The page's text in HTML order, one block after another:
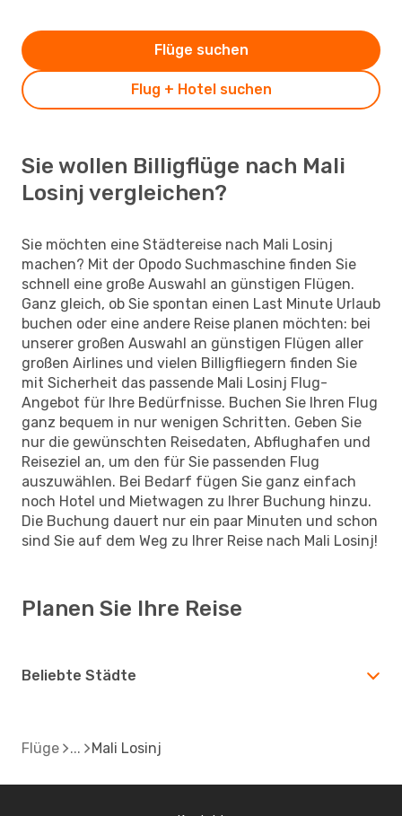
Flug + Hotel suchen
Flüge suchen
Sie wollen Billigflüge nach Mali
Losinj vergleichen?
Sie möchten eine Städtereise nach Mali Losinj
machen? Mit der Opodo Suchmaschine finden Sie
schnell eine große Auswahl an günstigen Flügen.
Ganz gleich, ob Sie spontan einen Last Minute Urlaub
buchen oder eine andere Reise planen möchten: bei
unserer großen Auswahl an günstigen Flügen aller
großen Airlines und vielen Billigfliegern finden Sie
mit Sicherheit das passende Mali Losinj Flug-
Angebot für Ihre Bedürfnisse. Buchen Sie Ihren Flug
ganz bequem in nur wenigen Schritten. Geben Sie
nur die gewünschten Reisedaten, Abflughafen und
Reiseziel an, um den für Sie passenden Flug
auszuwählen. Bei Bedarf fügen Sie ganz einfach
noch Hotel und Mietwagen zu Ihrer Buchung hinzu.
Die Buchung dauert nur ein paar Minuten und schon
sind Sie auf dem Weg zu Ihrer Reise nach Mali Losinj!
Planen Sie Ihre Reise
Beliebte Städte
Flüge Mali Losinj